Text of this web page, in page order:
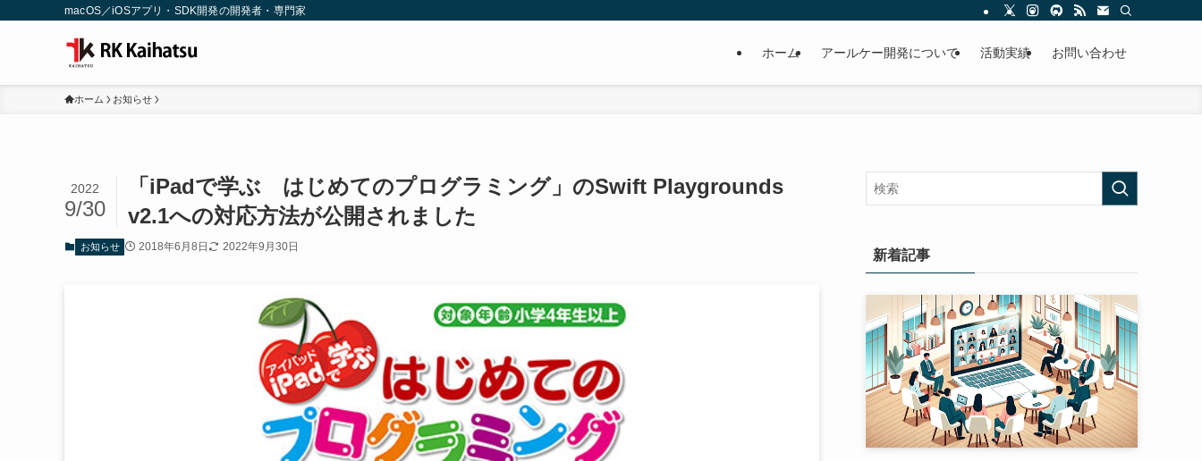
macOS／iOSアプリ・SDK開発の開発者・専門家
ホーム アールケー開発について 活動実績 お問い合わせ
ホーム お知らせ
「iPadで学ぶ はじめてのプログラミング」のSwift Playgrounds
v2.1への対応方法が公開されました
2022
9/30
お知らせ 2018年6月8日 2022年9月30日
新着記事